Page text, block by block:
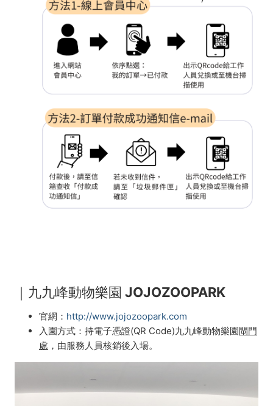
｜九九峰動物樂園 JOJOZOOPARK
官網： http://www.jojozoopark.com
入園方式：持電子憑證(QR Code)九九峰動物樂園閘門
處 ，由服務人員核銷後入場。